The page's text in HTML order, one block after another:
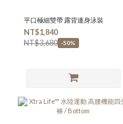
平口極細雙帶 露背連身泳裝
NT$1,840
NT$3,680 -50%